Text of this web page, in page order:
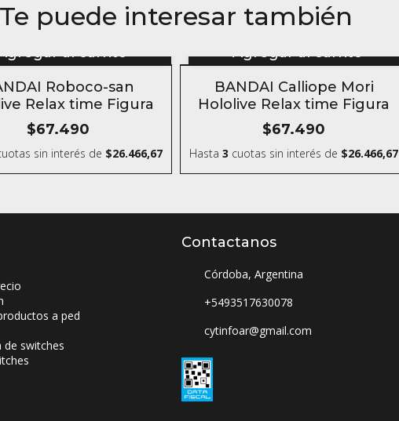
Te puede interesar también
al carrito
Roboco-san
Relax time Figura
$67.490
sin interés de $26.466,67
Agregar al carrito
BANDAI Calliope Mori
Hololive Relax time Figura
$67.490
Hasta 3 cuotas sin interés de $26.466,67
a ped
de switches
Contactanos
Córdoba, Argentina
+5493517630078
cytinfoar@gmail.com